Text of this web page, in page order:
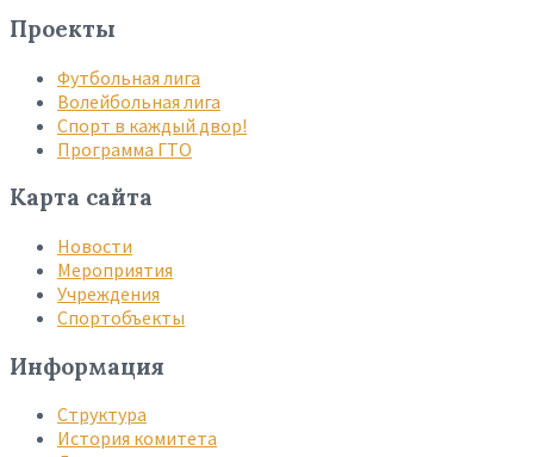
Проекты
Футбольная лига
Волейбольная лига
Спорт в каждый двор!
Программа ГТО
Карта сайта
Новости
Мероприятия
Учреждения
Спортобъекты
Информация
Структура
История комитета